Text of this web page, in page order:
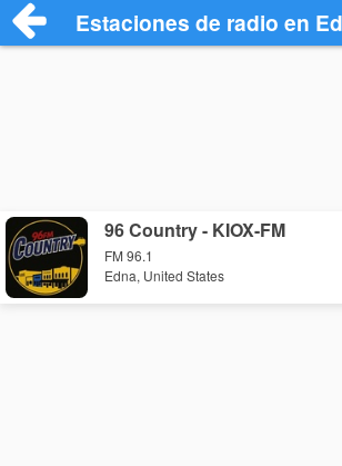
Estaciones de radio en
96 Country - KIOX-FM
FM 96.1
Edna, United States